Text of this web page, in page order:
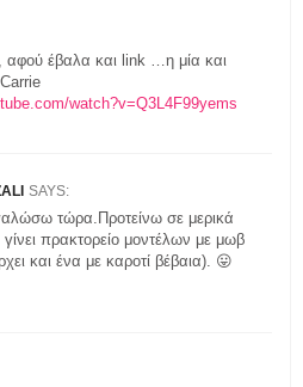
έβαλα και link …η μία και
watch?v=Q3L4F99yems
SAYS:
τώρα.Προτείνω σε μερικά
πρακτορείο μοντέλων με μωβ
και ένα με καροτί βέβαια). 😛